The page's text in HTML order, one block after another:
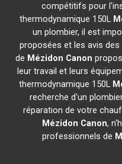
compétitifs pour
thermodynamique 150L
un plombier, il est
proposées et les avis
de Mézidon Canon
leur travail et leurs
thermodynamique 150L
recherche d'un
réparation de votre
Mézidon Canon,
professionnels de